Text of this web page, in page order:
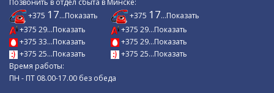
Позвонить в отдел сбыта в Минске:
+375 17...Показать
+375 29...Показать
+375 33...Показать
+375 25...Показать
+375 17...Показать
+375 29...Показать
+375 29...Показать
+375 25...Показать
Время работы:
ПН - ПТ 08.00-17.00 без обеда